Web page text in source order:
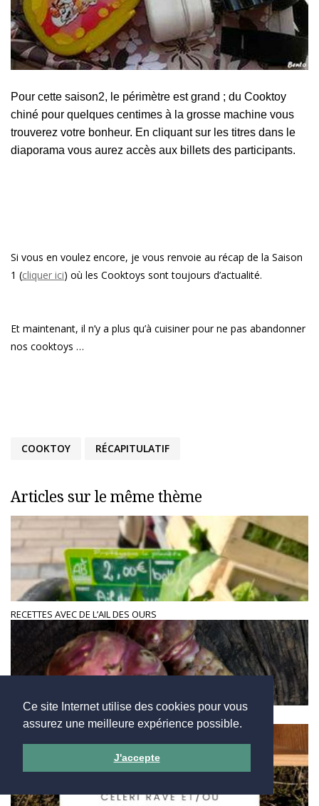
Ce site Internet utilise des cookies pour vous
assurez une meilleure expérience possible.
J'accepte
Pour cette saison2, le périmètre est grand ; du Cooktoy
chiné pour quelques centimes à la grosse machine vous
trouverez votre bonheur. En cliquant sur les titres dans le
diaporama vous aurez accès aux billets des participants.
Si vous en voulez encore, je vous renvoie au récap de la Saison
1 (cliquer ici) où les Cooktoys sont toujours d’actualité.
Et maintenant, il n’y a plus qu’à cuisiner pour ne pas abandonner
nos cooktoys …
COOKTOY RÉCAPITULATIF
Articles sur le même thème
RECETTES AVEC DE L’AIL DES OURS
DES IDÉES POUR APPRÉCIER LE TOPINAMBOUR